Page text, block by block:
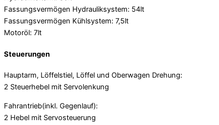
Fassungsvermögen Hydrauliksystem: 54lt
Fassungsvermögen Kühlsystem: 7,5lt
Motoröl: 7lt
Steuerungen
Hauptarm, Löffelstiel, Löffel und Oberwagen Drehung:
2 Steuerhebel mit Servolenkung
Fahrantrieb(inkl. Gegenlauf):
2 Hebel mit Servosteuerung